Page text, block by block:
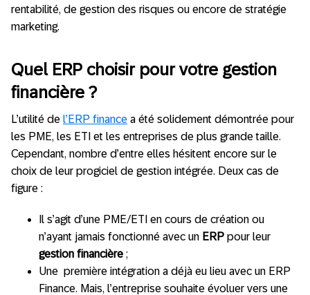
rentabilité, de gestion des risques ou encore de stratégie
marketing.
Quel ERP choisir pour votre gestion
financière ?
L’utilité de l’ERP finance a été solidement démontrée pour
les PME, les ETI et les entreprises de plus grande taille.
Cependant, nombre d’entre elles hésitent encore sur le
choix de leur progiciel de gestion intégrée. Deux cas de
figure :
Il s’agit d’une PME/ETI en cours de création ou
n’ayant jamais fonctionné avec un ERP pour leur
gestion financière ;
Une première intégration a déjà eu lieu avec un ERP
Finance. Mais, l’entreprise souhaite évoluer vers une